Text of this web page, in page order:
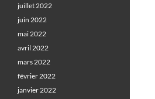
juillet 2022
juin 2022
mai 2022
avril 2022
mars 2022
février 2022
janvier 2022